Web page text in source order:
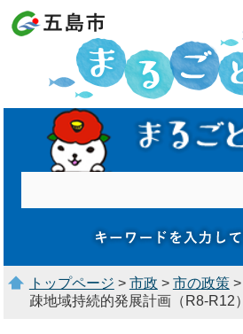
トップページ > 市政 > 市の政策>
疎地域持続的発展計画（R8-R12）